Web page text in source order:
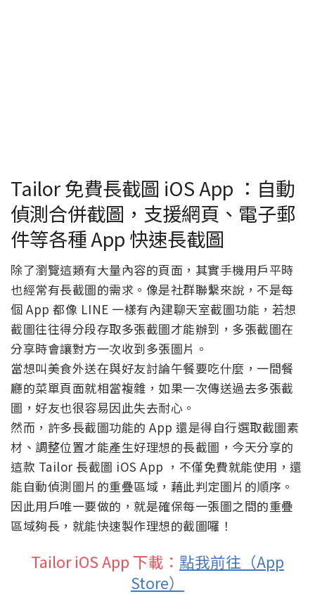
Tailor 免費長截圖 iOS App ：自動
偵測合併截圖，支援網頁、電子郵
件等各種 App 快速長截圖
除了瀏覽這類有大量內容的頁面，其實手機用戶平時
也經常有長截圖的需求。像是社群聯繫來說，不是每
個 App 都像 LINE 一樣有內建聊天室截圖功能，若想
截圖往往得分段存取多張截圖才能辦到，多張截圖在
分享時會讓對方一次收到多張圖片。
當想叫美食外送在與好友討論午餐要吃什麼，一間餐
廳的菜單頁面就相當複雜，如果一次傳送過去多張截
圖，好友也很容易因此失去耐心。
然而，許多長截圖功能的 App 還是得自行選取截圖素
材、調整位置才能產生好理想的長截圖，今天分享的
這款 Tailor 長截圖 iOS App ，不僅免費就能使用，還
能自動偵測圖片的重疊區域，藉此判定圖片的順序。
因此用戶唯一要做的，就是確保每一張圖之間的重疊
區域夠長，就能快速製作理想的截圖囉！
Tailor iOS App 下載： 點我前往（App
Store）